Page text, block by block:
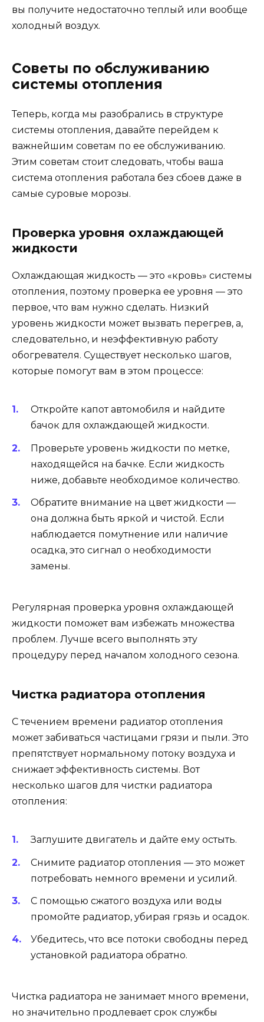
вы получите недостаточно теплый или вообще
холодный воздух.
Советы по обслуживанию
системы отопления
Теперь, когда мы разобрались в структуре
системы отопления, давайте перейдем к
важнейшим советам по ее обслуживанию.
Этим советам стоит следовать, чтобы ваша
система отопления работала без сбоев даже в
самые суровые морозы.
Проверка уровня охлаждающей
жидкости
Охлаждающая жидкость — это «кровь» системы
отопления, поэтому проверка ее уровня — это
первое, что вам нужно сделать. Низкий
уровень жидкости может вызвать перегрев, а,
следовательно, и неэффективную работу
обогревателя. Существует несколько шагов,
которые помогут вам в этом процессе:
Откройте капот автомобиля и найдите
бачок для охлаждающей жидкости.
Проверьте уровень жидкости по метке,
находящейся на бачке. Если жидкость
ниже, добавьте необходимое количество.
Обратите внимание на цвет жидкости —
она должна быть яркой и чистой. Если
наблюдается помутнение или наличие
осадка, это сигнал о необходимости
замены.
Регулярная проверка уровня охлаждающей
жидкости поможет вам избежать множества
проблем. Лучше всего выполнять эту
процедуру перед началом холодного сезона.
Чистка радиатора отопления
С течением времени радиатор отопления
может забиваться частицами грязи и пыли. Это
препятствует нормальному потоку воздуха и
снижает эффективность системы. Вот
несколько шагов для чистки радиатора
отопления:
Заглушите двигатель и дайте ему остыть.
Снимите радиатор отопления — это может
потребовать немного времени и усилий.
С помощью сжатого воздуха или воды
промойте радиатор, убирая грязь и осадок.
Убедитесь, что все потоки свободны перед
установкой радиатора обратно.
Чистка радиатора не занимает много времени,
но значительно продлевает срок службы